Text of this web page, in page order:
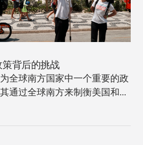
背后的挑战
全球南方国家中一个重要的政
通过全球南方来制衡美国和全
非十拿九稳。